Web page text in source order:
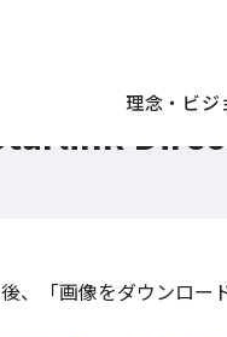
理念・ビジ
、「画像をダウンロー